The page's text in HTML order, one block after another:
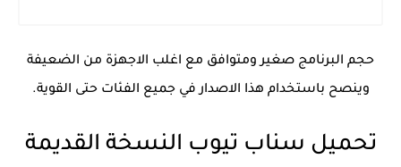
حجم البرنامج صغير ومتوافق مع اغلب الاجهزة من الضعيفة
وينصح باستخدام هذا الاصدار في جميع الفئات حتى القوية.
تحميل سناب تيوب النسخة القديمة